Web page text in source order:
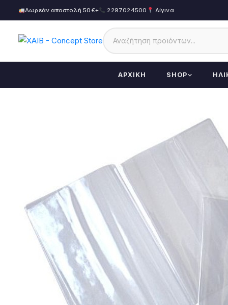
Δωρεάν αποστολή 50€+ 2297024500 Αίγινα
ΑΡΧΙΚΉ SHOP